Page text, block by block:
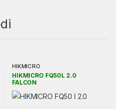
HIKMICRO
HIKMICRO FQ50L 2.0
FALCON